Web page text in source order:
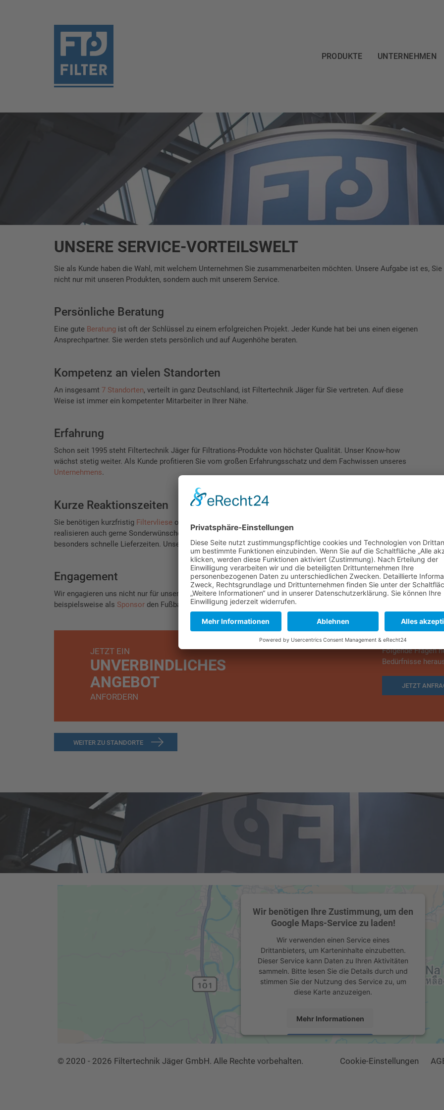
PRODUKTE UNTERNEHMEN
UNSERE SERVICE-VORTEILSWELT
Sie als Kunde haben die Wahl, mit welchem Unternehmen Sie zusammenarbeiten möchten. Unsere Aufgabe ist es,
nicht nur mit unseren Produkten, sondern auch mit unserem Service.
Persönliche Beratung
Eine gute Beratung ist oft der Schlüssel zu einem erfolgreichen Projekt. Jeder Kunde hat bei uns einen eigenen
Ansprechpartner. Sie werden stets persönlich und auf Augenhöhe beraten.
Kompetenz an vielen Standorten
An insgesamt 7 Standorten, verteilt in ganz Deutschland, ist Filtertechnik Jäger für Sie vertreten. Auf diese
Weise ist immer ein kompetenter Mitarbeiter in Ihrer Nähe.
Erfahrung
Schon seit 1995 steht Filtertechnik Jäger für Filtrations-Produkte von höchster Qualität. Unser Know-how
wächst stetig weiter. Als Kunde profitieren Sie vom großen Erfahrungsschatz und dem Fachwissen unseres
Unternehmens.
Kurze Reaktionszeiten
Sie benötigen kurzfristig Filtervliese oder andere Produkteaus unserem Sortiment? Wir agieren flexibel und
realisieren auch gerne Sonderwünsche. Unser großes Lager am Standort Weißenhorn ermöglicht uns
besonders schnelle Lieferzeiten. Unser Lieferservice bringt die Waren zuverlässig und pünktlich zu Ihnen.
Engagement
Wir engagieren uns nicht nur für unsere Kunden, sondern auch für regionale Projekte. So unterstützen wir
beispielsweise als Sponsor den Fußball-Erstligisten FC Augsburg.
JETZT EIN
UNVERBINDLICHES
ANGEBOT
ANFORDERN
Folgende Fragen
Bedürfnisse
JETZT
WEITER ZU STANDORTE
Wir benötigen Ihre Zustimmung, um den
Google Maps-Service zu laden!
Wir verwenden einen Service eines
Drittanbieters, um Karteninhalte einzubetten.
Dieser Service kann Daten zu Ihren Aktivitäten
sammeln. Bitte lesen Sie die Details durch und
stimmen Sie der Nutzung des Service zu, um
diese Karte anzuzeigen.
Mehr Informationen
Akzeptieren
powered byUsercentrics Consent Management
© 2020 - 2026 Filtertechnik Jäger GmbH. Alle Rechte vorbehalten. Cookie-Einstellungen